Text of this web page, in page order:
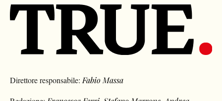
Direttore responsabile:Fabio Massa